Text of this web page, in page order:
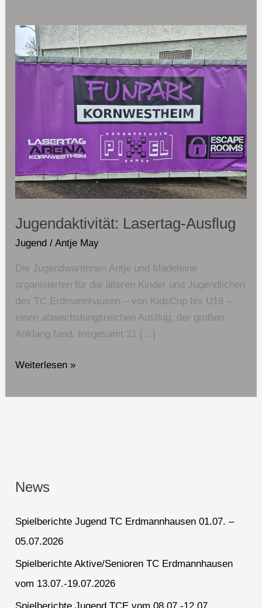
Jugendaktivität: Lasertag-Ausflug
Jugend /Antje May
Die Jugendwartinnen Antje und Madeleine
organisierten für die älteren Kinder und Jugendlichen
des TC Erdmannhausen – von KidsCup bis U18 –
einen abwechslungsreichen Ausflug, der großen
Anklang fand. Insgesamt 21 […]
Jugendaktivität:
Lasertag-
Ausflug
Weiterlesen »
News
Spielberichte Jugend TC Erdmannhausen 01.07. –
05.07.2026
Spielberichte Aktive/Senioren TC Erdmannhausen
vom 13.07.-19.07.2026